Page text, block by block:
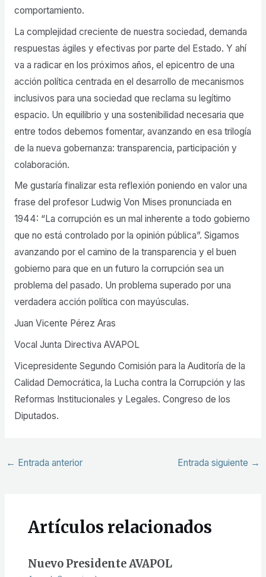
comportamiento.
La complejidad creciente de nuestra sociedad, demanda
respuestas ágiles y efectivas por parte del Estado. Y ahí
va a radicar en los próximos años, el epicentro de una
acción política centrada en el desarrollo de mecanismos
inclusivos para una sociedad que reclama su legítimo
espacio. Un equilibrio y una sostenibilidad necesaria que
entre todos debemos fomentar, avanzando en esa trilogía
de la nueva gobernanza: transparencia, participación y
colaboración.
Me gustaría finalizar esta reflexión poniendo en valor una
frase del profesor Ludwig Von Mises pronunciada en
1944: “La corrupción es un mal inherente a todo gobierno
que no está controlado por la opinión pública”. Sigamos
avanzando por el camino de la transparencia y el buen
gobierno para que en un futuro la corrupción sea un
problema del pasado. Un problema superado por una
verdadera acción política con mayúsculas.
Juan Vicente Pérez Aras
Vocal Junta Directiva AVAPOL
Vicepresidente Segundo Comisión para la Auditoría de la
Calidad Democrática, la Lucha contra la Corrupción y las
Reformas Institucionales y Legales. Congreso de los
Diputados.
← Entrada anterior Entrada siguiente →
Artículos relacionados
Nuevo Presidente AVAPOL